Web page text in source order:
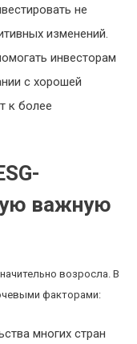
не
изменений.
инвесторам
с хорошей
к более
важную
возросла. В
факторами:
многих стран